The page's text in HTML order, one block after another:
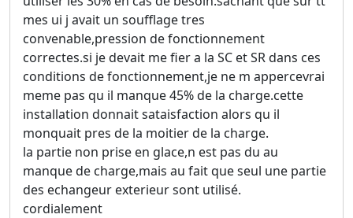
mes ui j avait un soufflage tres
convenable,pression de fonctionnement
correctes.si je devait me fier a la SC et SR dans ces
conditions de fonctionnement,je ne m appercevrai
meme pas qu il manque 45% de la charge.cette
installation donnait sataisfaction alors qu il
monquait pres de la moitier de la charge.
la partie non prise en glace,n est pas du au
manque de charge,mais au fait que seul une partie
des echangeur exterieur sont utilisé.
cordialement